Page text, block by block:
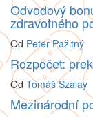
Odvodový
zdravotného
Od Peter Pažitný
Rozpočet:
Od Tomáš Szalay
Mezinárodní